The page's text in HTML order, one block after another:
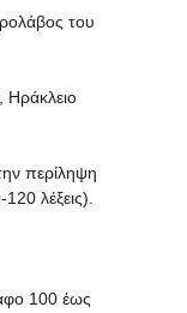
του
Ηράκλειο
περίληψη
λέξεις).
100 έως